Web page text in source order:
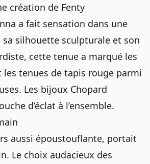
création de Fenty
a fait sensation dans une
sa silhouette sculpturale et son
cette tenue a marqué les
les tenues de tapis rouge parmi
. Les bijoux Chopard
d’éclat à l’ensemble.
aussi époustouflante, portait
Le choix audacieux des